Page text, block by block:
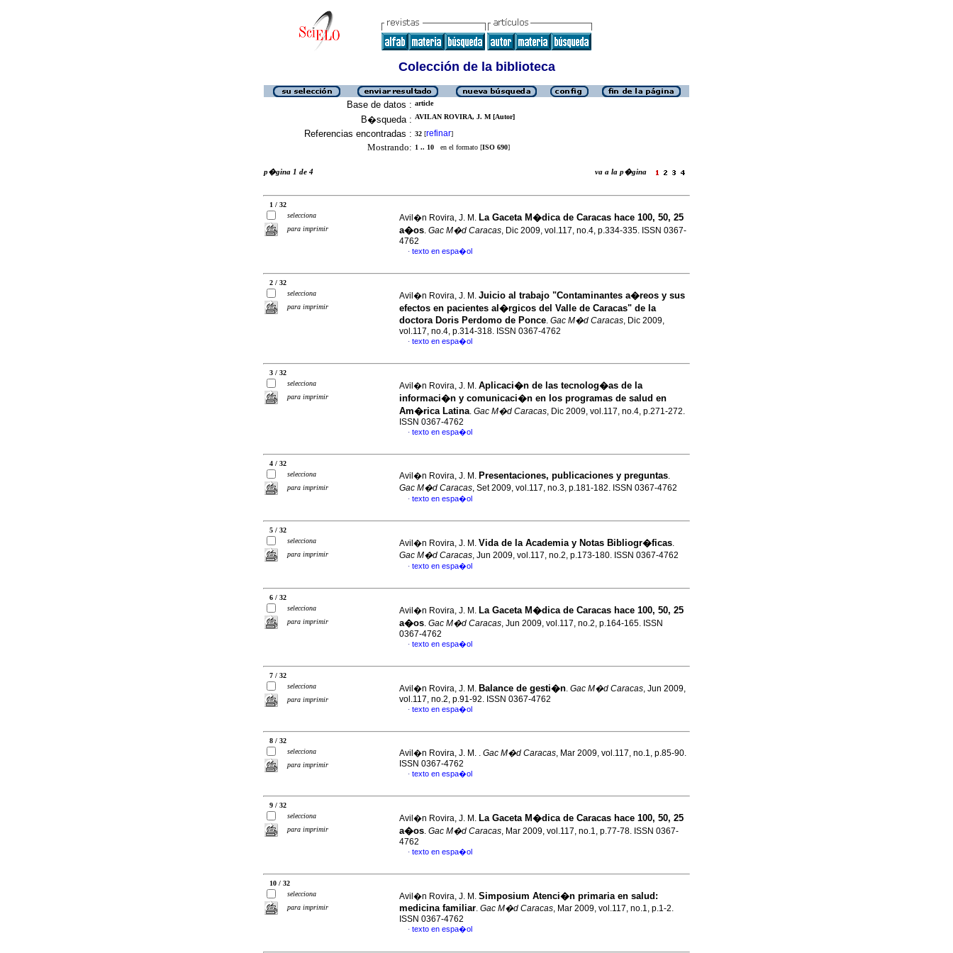
Colección de la biblioteca
Base de datos : article
B�squeda : AVILAN ROVIRA, J. M [Autor]
Referencias encontradas : 32 [refinar]
Mostrando: 1 .. 10 en el formato [ISO 690]
p�gina 1 de 4 va a la p�gina
1 / 32
selecciona
para imprimir
Avil�n Rovira, J. M. La Gaceta M�dica de Caracas hace 100, 50, 25
a�os. Gac M�d Caracas, Dic 2009, vol.117, no.4, p.334-335. ISSN 0367-
4762
· texto en espa�ol
2 / 32
selecciona
para imprimir
Avil�n Rovira, J. M. Juicio al trabajo "Contaminantes a�reos y sus
efectos en pacientes al�rgicos del Valle de Caracas" de la
doctora Doris Perdomo de Ponce. Gac M�d Caracas, Dic 2009,
vol.117, no.4, p.314-318. ISSN 0367-4762
· texto en espa�ol
3 / 32
selecciona
para imprimir
Avil�n Rovira, J. M. Aplicaci�n de las tecnolog�as de la
informaci�n y comunicaci�n en los programas de salud en
Am�rica Latina. Gac M�d Caracas, Dic 2009, vol.117, no.4, p.271-272.
ISSN 0367-4762
· texto en espa�ol
4 / 32
selecciona
para imprimir
Avil�n Rovira, J. M. Presentaciones, publicaciones y preguntas.
Gac M�d Caracas, Set 2009, vol.117, no.3, p.181-182. ISSN 0367-4762
· texto en espa�ol
5 / 32
selecciona
para imprimir
Avil�n Rovira, J. M. Vida de la Academia y Notas Bibliogr�ficas.
Gac M�d Caracas, Jun 2009, vol.117, no.2, p.173-180. ISSN 0367-4762
· texto en espa�ol
6 / 32
selecciona
para imprimir
Avil�n Rovira, J. M. La Gaceta M�dicade Caracas hace 100, 50, 25
a�os. Gac M�d Caracas, Jun 2009, vol.117, no.2, p.164-165. ISSN
0367-4762
· texto en espa�ol
7 / 32
selecciona
para imprimir
Avil�n Rovira, J. M. Balance de gesti�n. Gac M�d Caracas, Jun 2009,
vol.117, no.2, p.91-92. ISSN 0367-4762
· texto en espa�ol
8 / 32
selecciona
para imprimir
Avil�n Rovira, J. M. . Gac M�d Caracas, Mar 2009, vol.117, no.1, p.85-90.
ISSN 0367-4762
· texto en espa�ol
9 / 32
selecciona
para imprimir
Avil�n Rovira, J. M. La Gaceta M�dicade Caracas hace 100, 50, 25
a�os. Gac M�d Caracas, Mar 2009, vol.117, no.1, p.77-78. ISSN 0367-
4762
· texto en espa�ol
10 / 32
selecciona
para imprimir
Avil�n Rovira, J. M. Simposium Atenci�n primaria en salud :
medicina familiar. Gac M�d Caracas, Mar 2009, vol.117, no.1, p.1-2.
ISSN 0367-4762
· texto en espa�ol